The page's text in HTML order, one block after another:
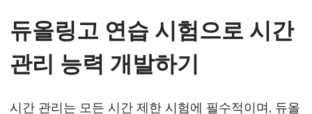
듀올링고 연습 시험으로 시간
관리 능력 개발하기
시간 관리는 모든 시간 제한 시험에 필수적이며, 듀올